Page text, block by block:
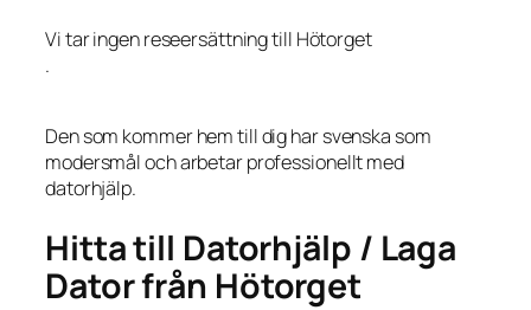
Vi tar ingen reseersättning till Hötorget
.
Den som kommer hem till dig har svenska som
modersmål och arbetar professionellt med
datorhjälp.
Hitta till Datorhjälp / Laga
Dator från Hötorget